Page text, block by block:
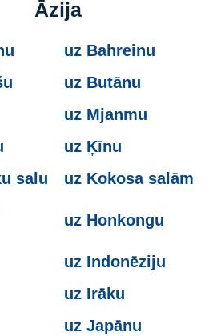
Āzija
uz Bahreinu
uz Butānu
uz Mjanmu
uz Ķīnu
salu
uz Kokosa salām
uz Honkongu
uz Indonēziju
uz Irāku
uz Japānu